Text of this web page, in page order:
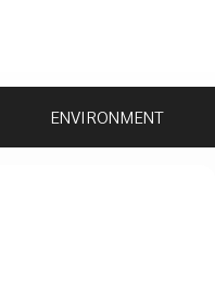
ENVIRONMENT